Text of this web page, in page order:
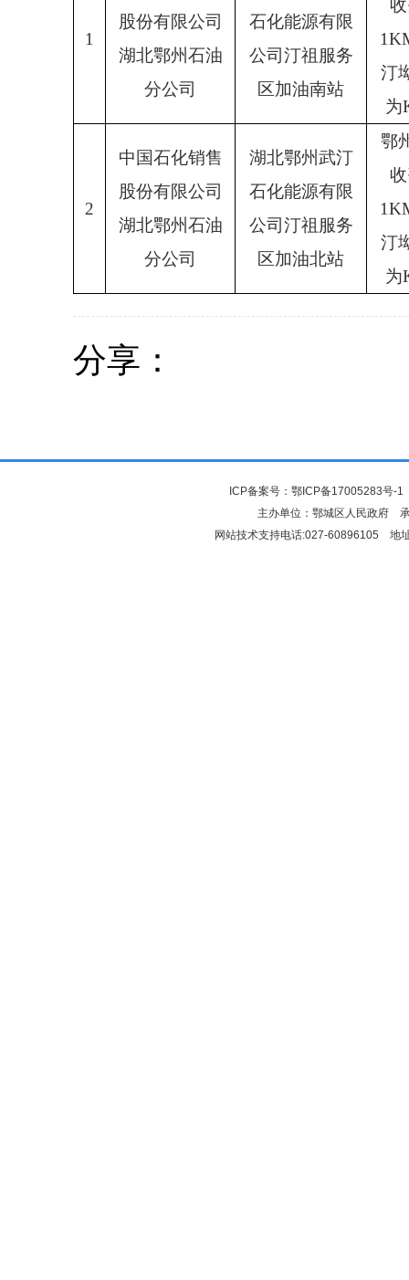
1
股份有限公司
湖北鄂州石油
分公司
石化能源有限
公司汀祖服务
区加油南站
汀
为
2
中国石化销售
股份有限公司
湖北鄂州石油
分公司
湖北鄂州武汀
石化能源有限
公司汀祖服务
区加油北站
鄂
汀
为
分享：
ICP备案号： 鄂ICP备17005283号-1
主办单位：鄂城区人民政府
网站技术支持电话:027-60896105 地